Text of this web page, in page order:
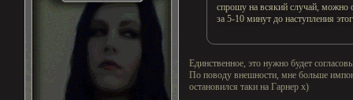
спрошу на всякий случай, можно
за 5-10 минут до наступления
Единственное, это нужно будет
По поводу внешности, мне больше
остановился таки на Гарнер х)